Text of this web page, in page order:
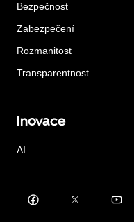
Bezpečnost
Zabezpečení
Rozmanitost
Transparentnost
Inovace
AI